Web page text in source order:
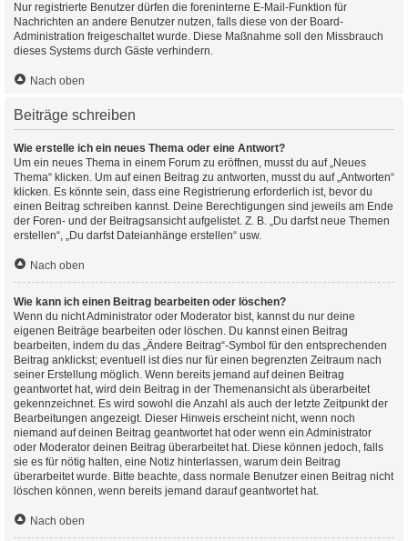
Nur registrierte Benutzer dürfen die foreninterne E-Mail-Funktion für
Nachrichten an andere Benutzer nutzen, falls diese von der Board-
Administration freigeschaltet wurde. Diese Maßnahme soll den Missbrauch
dieses Systems durch Gäste verhindern.
Nach oben
Beiträge schreiben
Wie erstelle ich ein neues Thema oder eine Antwort?
Um ein neues Thema in einem Forum zu eröffnen, musst du auf „Neues
Thema“ klicken. Um auf einen Beitrag zu antworten, musst du auf „Antworten“
klicken. Es könnte sein, dass eine Registrierung erforderlich ist, bevor du
einen Beitrag schreiben kannst. Deine Berechtigungen sind jeweils am Ende
der Foren- und der Beitragsansicht aufgelistet. Z. B. „Du darfst neue Themen
erstellen“, „Du darfst Dateianhänge erstellen“ usw.
Nach oben
Wie kann ich einen Beitrag bearbeiten oder löschen?
Wenn du nicht Administrator oder Moderator bist, kannst du nur deine
eigenen Beiträge bearbeiten oder löschen. Du kannst einen Beitrag
bearbeiten, indem du das „Ändere Beitrag“-Symbol für den entsprechenden
Beitrag anklickst; eventuell ist dies nur für einen begrenzten Zeitraum nach
seiner Erstellung möglich. Wenn bereits jemand auf deinen Beitrag
geantwortet hat, wird dein Beitrag in der Themenansicht als überarbeitet
gekennzeichnet. Es wird sowohl die Anzahl als auch der letzte Zeitpunkt der
Bearbeitungen angezeigt. Dieser Hinweis erscheint nicht, wenn noch
niemand auf deinen Beitrag geantwortet hat oder wenn ein Administrator
oder Moderator deinen Beitrag überarbeitet hat. Diese können jedoch, falls
sie es für nötig halten, eine Notiz hinterlassen, warum dein Beitrag
überarbeitet wurde. Bitte beachte, dass normale Benutzer einen Beitrag nicht
löschen können, wenn bereits jemand darauf geantwortet hat.
Nach oben